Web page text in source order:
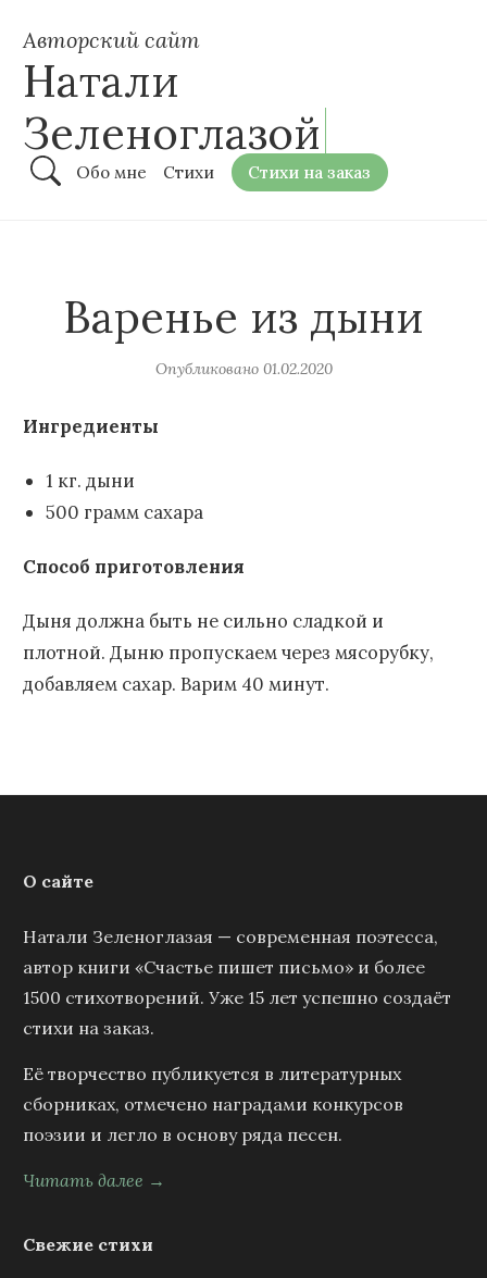
Авторский сайт
Натали
Зеленоглазой
Обо мне Стихи Стихи на заказ
Варенье из дыни
Опубликовано 01.02.2020
Ингредиенты
1 кг. дыни
500 грамм сахара
Способ приготовления
Дыня должна быть не сильно сладкой и
плотной. Дыню пропускаем через мясорубку,
добавляем сахар. Варим 40 минут.
О сайте
Натали Зеленоглазая — современная поэтесса,
автор книги «Счастье пишет письмо» и более
1500 стихотворений. Уже 15 лет успешно создаёт
стихи на заказ.
Её творчество публикуется в литературных
сборниках, отмечено наградами конкурсов
поэзии и легло в основу ряда песен.
Читать далее →
Свежие стихи